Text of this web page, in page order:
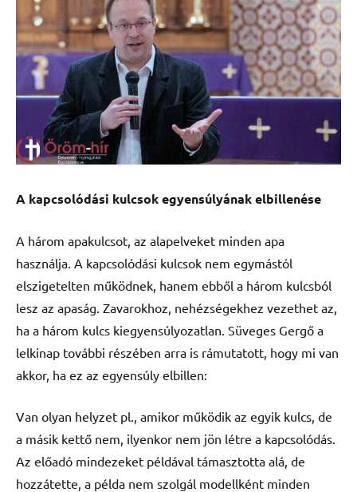
A kapcsolódási kulcsok egyensúlyának elbillenése
A három apakulcsot, az alapelveket minden apa
használja. A kapcsolódási kulcsok nem egymástól
elszigetelten működnek, hanem ebből a három kulcsból
lesz az apaság. Zavarokhoz, nehézségekhez vezethet az,
ha a három kulcs kiegyensúlyozatlan. Süveges Gergő a
lelkinap további részében arra is rámutatott, hogy mi van
akkor, ha ez az egyensúly elbillen:
Van olyan helyzet pl., amikor működik az egyik kulcs, de
a másik kettő nem, ilyenkor nem jön létre a kapcsolódás.
Az előadó mindezeket példával támasztotta alá, de
hozzátette, a példa nem szolgál modellként minden